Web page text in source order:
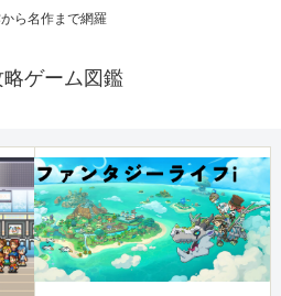
ら名作まで網羅
ゲーム図鑑